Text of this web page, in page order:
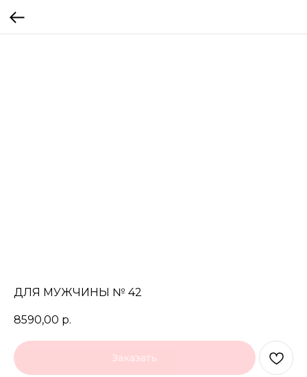
ДЛЯ МУЖЧИНЫ № 42
8590,00 р.
Заказать